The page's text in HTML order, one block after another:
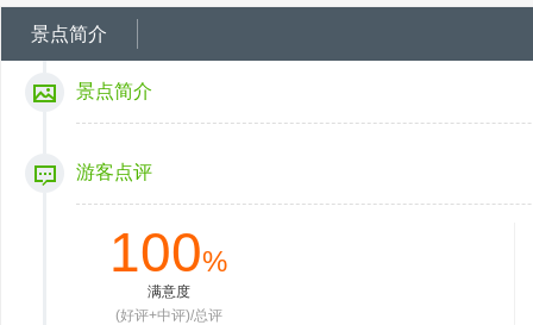
景点简介
景点简介
游客点评
100%
满意度
(好评+中评)/总评